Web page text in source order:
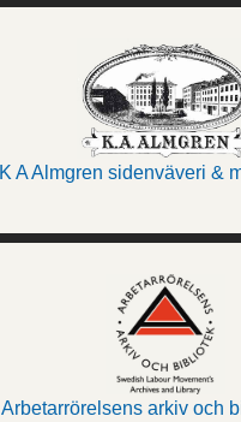
K A Almgren sidenväveri &
Arbetarrörelsens arkiv och